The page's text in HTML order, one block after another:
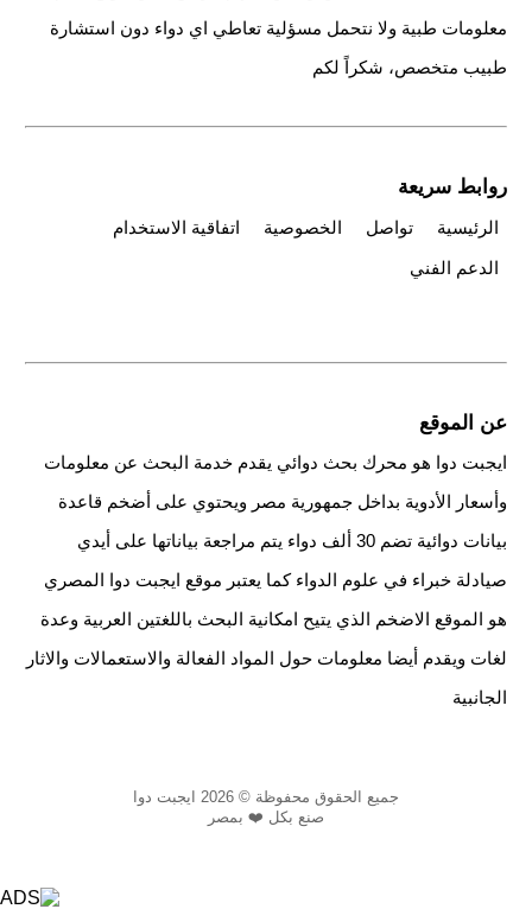
معلومات طبية ولا نتحمل مسؤلية تعاطي اي دواء دون استشارة
طبيب متخصص، شكراً لكم
روابط سريعة
الرئيسية تواصل الخصوصية
اتفاقية الاستخدام
الدعم الفني
عن الموقع
ايجبت دوا هو محرك بحث دوائي يقدم خدمة البحث عن معلومات
وأسعار الأدوية بداخل جمهورية مصر ويحتوي على أضخم قاعدة
بيانات دوائية تضم 30 ألف دواء يتم مراجعة بياناتها على أيدي
صيادلة خبراء في علوم الدواء كما يعتبر موقع ايجبت دوا المصري
هو الموقع الاضخم الذي يتيح امكانية البحث باللغتين العربية وعدة
لغات ويقدم أيضا معلومات حول المواد الفعالة والاستعمالات والاثار
الجانبية
جميع الحقوق محفوظة © 2026 ايجبت دوا
صنع بكل ❤️ بمصر